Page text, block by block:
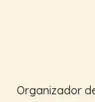
Organizador